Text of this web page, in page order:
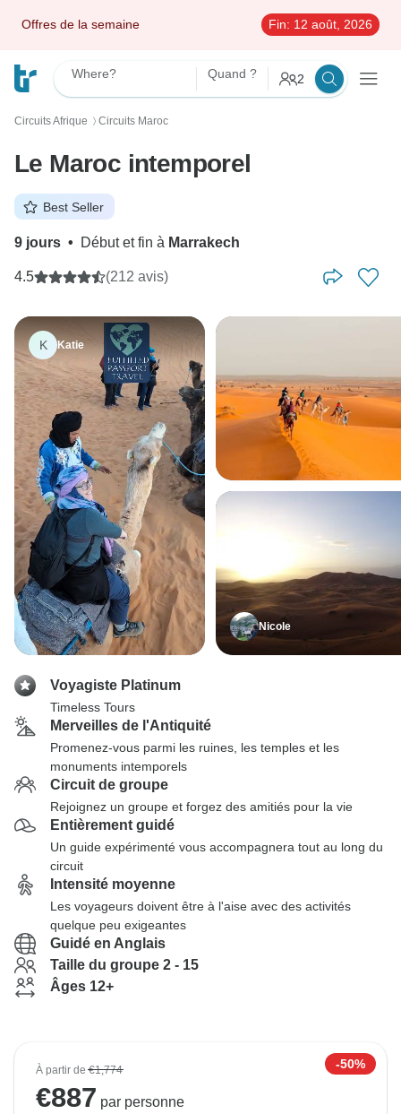
Offres de la semaine Fin: 12 août, 2026
Where? Quand ? 2
Circuits Afrique 〉 Circuits Maroc
Le Maroc intemporel
Best Seller
9 jours • Début et fin à Marrakech
4.5 (212 avis)
K Katie
Nicole
Voyagiste Platinum
Timeless Tours
Merveilles de l'Antiquité
Promenez-vous parmi les ruines, les temples et les
monuments intemporels
Circuit de groupe
Rejoignez un groupe et forgez des amitiés pour la vie
Entièrement guidé
Un guide expérimenté vous accompagnera tout au long du
circuit
Intensité moyenne
Les voyageurs doivent être à l'aise avec des activités
quelque peu exigeantes
Guidé en Anglais
Taille du groupe 2 - 15
Âges 12+
À partir de€1,774 -50%
€887 par personne